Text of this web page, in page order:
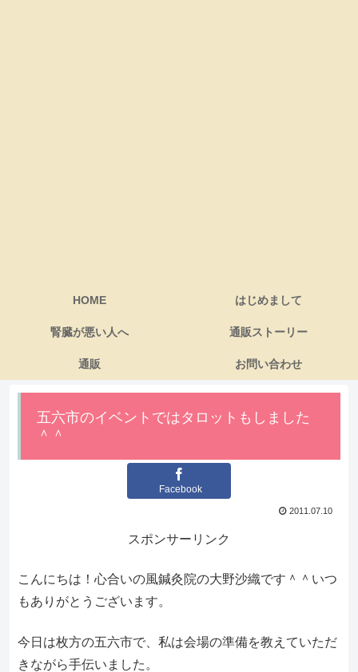
HOME はじめまして
腎臓が悪い人へ 通販ストーリー
通販 お問い合わせ
五六市のイベントではタロットもしました
＾＾
Facebook
2011.07.10
スポンサーリンク
こんにちは！心合いの風鍼灸院の大野沙織です＾＾いつ
もありがとうございます。
今日は枚方の五六市で、私は会場の準備を教えていただ
きながら手伝いました。